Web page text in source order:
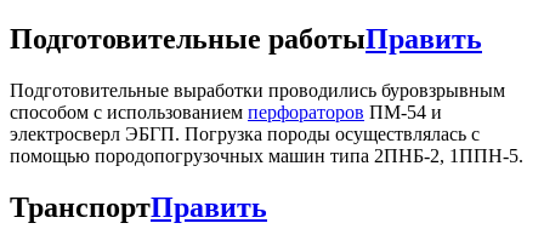
Подготовительные работыПравить
Подготовительные выработки проводились буровзрывным
способом с использованием перфораторов ПМ-54 и
электросверл ЭБГП. Погрузка породы осуществлялась с
помощью породопогрузочных машин типа 2ПНБ-2, 1ППН-5.
ТранспортПравить